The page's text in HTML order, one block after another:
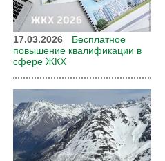
17.03.2026
Бесплатное
повышение квалификации в
сфере ЖКХ